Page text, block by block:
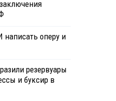
оперу и
резервуары
и буксир в